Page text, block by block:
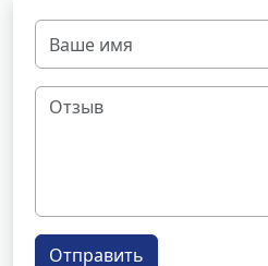
Отправить